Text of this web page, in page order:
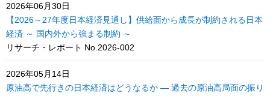
2026年06月30日
【2026～27年度日本経済見通し】供給面から成長が制約される日本
経済 ～ 国内外から強まる制約 ～
リサーチ・レポート No.2026-002
2026年05月14日
原油高で先行きの日本経済はどうなるか ― 過去の原油高局面の振り